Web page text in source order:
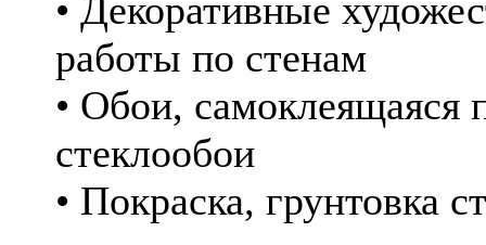
• Декоративные
работы по стенам
• Обои, самоклеящаяся
стеклообои
• Покраска, грунтовка